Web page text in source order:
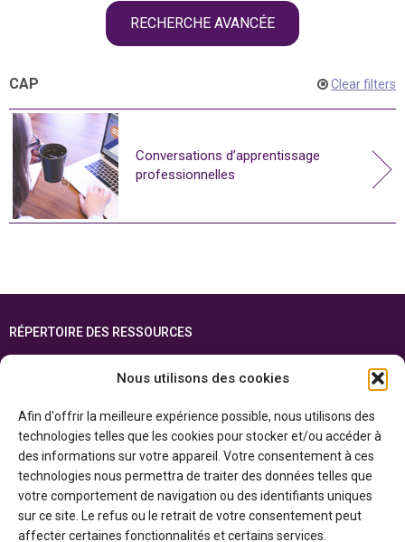
Nous utilisons des cookies
Afin d'offrir la meilleure expérience possible, nous utilisons des
technologies telles que les cookies pour stocker et/ou accéder à
des informations sur votre appareil. Votre consentement à ces
technologies nous permettra de traiter des données telles que
votre comportement de navigation ou des identifiants uniques
sur ce site. Le refus ou le retrait de votre consentement peut
affecter certaines fonctionnalités et certains services.
RECHERCHE AVANCÉE
CAP Clear filters
Conversations d’apprentissage
professionnelles
RÉPERTOIRE DES RESSOURCES
ENGLISH
Cette ressource est réalisée grâce au soutien financier du gouvernement de
l’Ontario et du gouvernement duCanada par l’entremise du ministère du
Patrimoine canadien